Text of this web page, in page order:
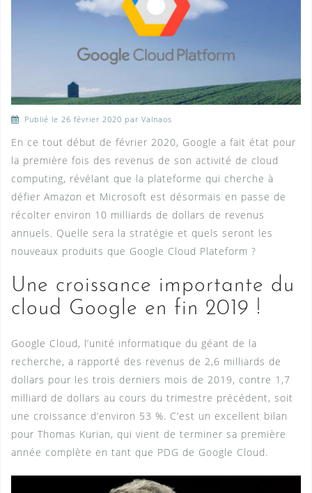
Publié le 26 février 2020 par Valnaos
En ce tout début de février 2020, Google a fait état pour
la première fois des revenus de son activité de cloud
computing, révélant que la plateforme qui cherche à
défier Amazon et Microsoft est désormais en passe de
récolter environ 10 milliards de dollars de revenus
annuels. Quelle sera la stratégie et quels seront les
nouveaux produits que Google Cloud Plateform ?
Une croissance importante du
cloud Google en fin 2019 !
Google Cloud, l’unité informatique du géant de la
recherche, a rapporté des revenus de 2,6 milliards de
dollars pour les trois derniers mois de 2019, contre 1,7
milliard de dollars au cours du trimestre précédent, soit
une croissance d’environ 53 %. C’est un excellent bilan
pour Thomas Kurian, qui vient de terminer sa première
année complète en tant que PDG de Google Cloud.